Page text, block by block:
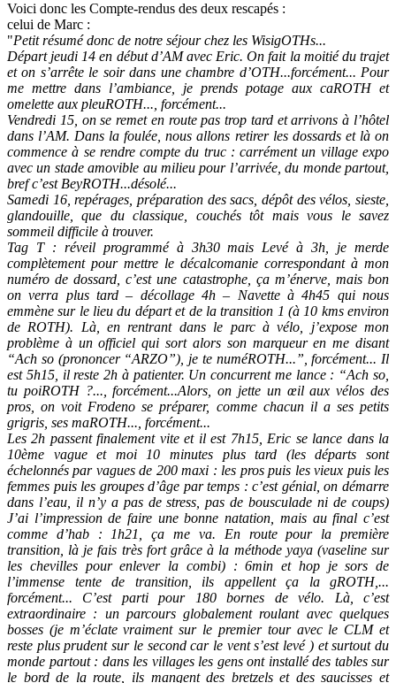
Voici donc les Compte-rendus des deux rescapés :
celui de Marc :
"Petit résumé donc de notre séjour chez les WisigOTHs...
Départ jeudi 14 en début d’AM avec Eric. On fait la moitié du trajet
et on s’arrête le soir dans une chambre d’OTH...forcément... Pour
me mettre dans l’ambiance, je prends potage aux caROTH et
omelette aux pleuROTH..., forcément...
Vendredi 15, on se remet en route pas trop tard et arrivons à l’hôtel
dans l’AM. Dans la foulée, nous allons retirer les dossards et là on
commence à se rendre compte du truc : carrément un village expo
avec un stade amovible au milieu pour l’arrivée, du monde partout,
bref c’est BeyROTH...désolé...
Samedi 16, repérages, préparation des sacs, dépôt des vélos, sieste,
glandouille, que du classique, couchés tôt mais vous le savez
sommeil difficile à trouver.
Tag T : réveil programmé à 3h30 mais Levé à 3h, je merde
complètement pour mettre le décalcomanie correspondant à mon
numéro de dossard, c’est une catastrophe, ça m’énerve, mais bon
on verra plus tard – décollage 4h – Navette à 4h45 qui nous
emmène sur le lieu du départ et de la transition 1 (à 10 kms environ
de ROTH). Là, en rentrant dans le parc à vélo, j’expose mon
problème à un officiel qui sort alors son marqueur en me disant
“Ach so (prononcer “ARZO”), je te numéROTH...”, forcément... Il
est 5h15, il reste 2h à patienter. Un concurrent me lance : “Ach so,
tu poiROTH ?..., forcément...Alors, on jette un œil aux vélos des
pros, on voit Frodeno se préparer, comme chacun il a ses petits
grigris, ses maROTH..., forcément...
Les 2h passent finalement vite et il est 7h15, Eric se lance dans la
10ème vague et moi 10 minutes plus tard (les départs sont
échelonnés par vagues de 200 maxi : les pros puis les vieux puis les
femmes puis les groupes d’âge par temps : c’est génial, on démarre
dans l’eau, il n’y a pas de stress, pas de bousculade ni de coups)
J’ai l’impression de faire une bonne natation, mais au final c’est
comme d’hab : 1h21, ça me va. En route pour la première
transition, là je fais très fort grâce à la méthode yaya (vaseline sur
les chevilles pour enlever la combi) : 6min et hop je sors de
l’immense tente de transition, ils appellent ça la gROTH,...
forcément... C’est parti pour 180 bornes de vélo. Là, c’est
extraordinaire : un parcours globalement roulant avec quelques
bosses (je m’éclate vraiment sur le premier tour avec le CLM et
reste plus prudent sur le second car le vent s’est levé ) et surtout du
monde partout : dans les villages les gens ont installé des tables sur
le bord de la route, ils mangent des bretzels et des saucisses et